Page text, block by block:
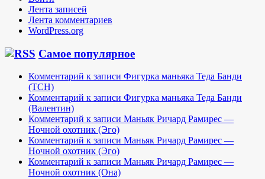
Лента записей
Лента комментариев
WordPress.org
Самое популярное
Комментарий к записи Фигурка маньяка Теда Банди
(TCH)
Комментарий к записи Фигурка маньяка Теда Банди
(Валентин)
Комментарий к записи Маньяк Ричард Рамирес —
Ночной охотник (Эго)
Комментарий к записи Маньяк Ричард Рамирес —
Ночной охотник (Эго)
Комментарий к записи Маньяк Ричард Рамирес —
Ночной охотник (Она)